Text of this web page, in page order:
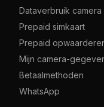
Dataverbruik camera
Prepaid simkaart
Prepaid
Mijn camera-
Betaalmethoden
WhatsApp